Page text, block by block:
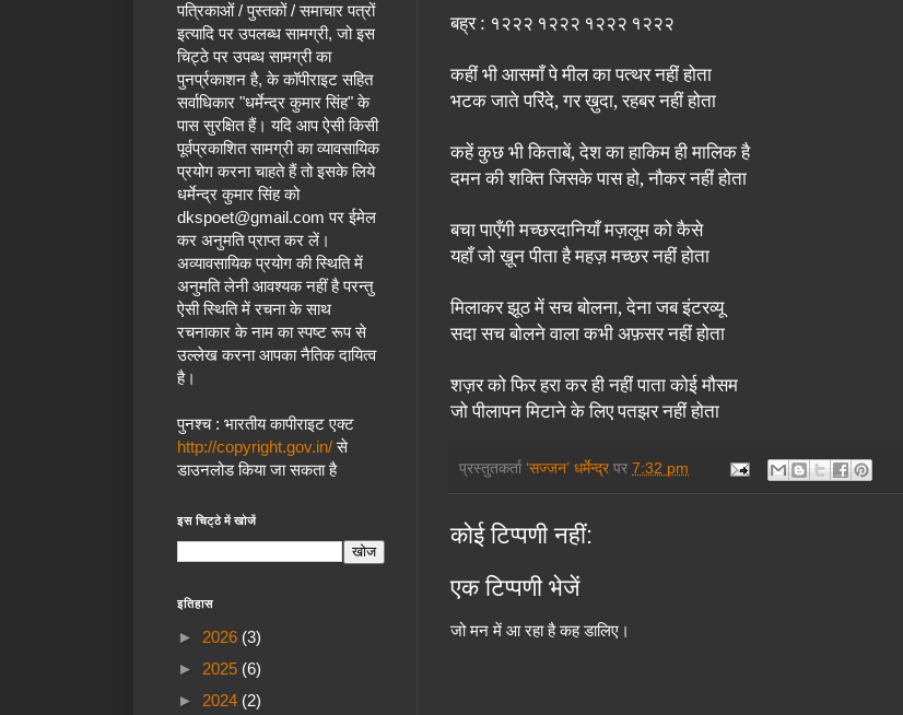
बह्र: १२२२ १२२२ १२२२ १२२२
कहीं भी आसमाँ पे मील का पत्थर नहीं होता
भटक जाते परिंदे,गर ख़ुदा,रहबर नहीं होता
कहें कुछ भी किताबें,देश का हाकिम ही मालिक है
दमन की शक्ति जिसके पास हो,नौकर नहीं होता
बचा पाएँगी मच्छरदानियाँ मज़लूम को कैसे
यहाँ जो ख़ून पीता है महज़ मच्छर नहीं होता
मिलाकर झूठ में सच बोलना,देना जब इंटरव्यू
सदा सच बोलने वाला कभी अफ़सर नहीं होता
शज़र को फिर हरा कर ही नहीं पाता कोई मौसम
जो पीलापन मिटाने के लिए पतझर नहीं होता
प्रस्तुतकर्ता ‘सज्जन’ धर्मेन्द्र पर 7:32 pm
कोई टिप्पणी नहीं:
एक टिप्पणी भेजें
जो मन में आ रहा है कह डालिए।
पत्रिकाओं / पुस्तकों / समाचार पत्रों
इत्यादि पर उपलब्ध सामग्री, जो इस
चिट्ठे पर उपब्ध सामग्री का
पुनर्प्रकाशन है, के कॉपीराइट सहित
सर्वाधिकार "धर्मेन्द्र कुमार सिंह" के
पास सुरक्षित हैं।यदि आप ऐसी किसी
पूर्वप्रकाशित सामग्री का व्यावसायिक
प्रयोग करना चाहते हैं तो इसके लिये
धर्मेन्द्र कुमार सिंहको
dkspoet@gmail.com पर ईमेल
कर अनुमति प्राप्त कर लें।
अव्यावसायिक प्रयोग की स्थिति में
अनुमति लेनी आवश्यक नहीं है परन्तु
ऐसी स्थिति में रचना के साथ
रचनाकार के नाम का स्पष्ट रूप से
उल्लेख करना आपका नैतिक दायित्व
है।
पुनश्च : भारतीय कापीराइट एक्ट
http://copyright.gov.in/से
डाउनलोड किया जा सकता है
इस चिट्ठे में खोजें
इतिहास
► 2026 (3)
► 2025 (6)
► 2024 (2)